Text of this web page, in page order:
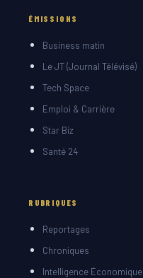
ÉMISSIONS
Business matin
Le JT (Journal Télévisé)
Tech Space
Emploi & Carrière
Star Biz
Santé 24
RUBRIQUES
Reportages
Chroniques
Intelligence Économique